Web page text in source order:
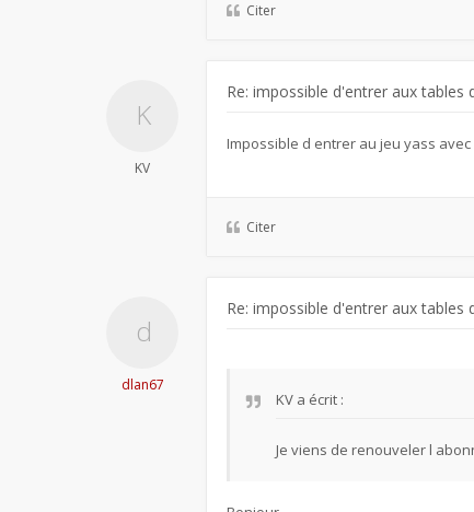
Citer
KV
Re: impossible d'entrer aux tables
Impossible d entrer au jeu yass avec
Citer
dlan67
Re: impossible d'entrer aux tables
KV a écrit :
Je viens de renouveler l